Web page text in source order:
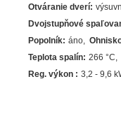
Otváranie dverí:
Dvojstupňové
Popolník: áno
Teplota spalín: 266°C
Reg. výkon : 3,2 - 9,6